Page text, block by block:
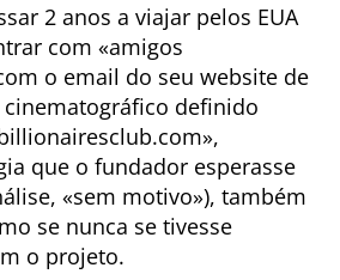
2 anos a viajar pelos EUA
com
amigos
o email do seu website de
definido
,
que o fundador esperasse
sem motivo ), também
se nunca se tivesse
o projeto.